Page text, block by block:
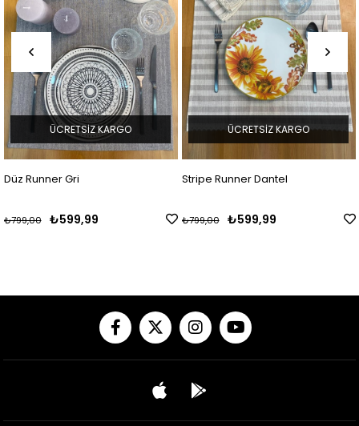
Stripe Runner Dantel
₺599,99
₺799,00
ÜCRETSIZ KARGO
Keten Dokulu Runner 45 x
₺599,99
₺799,00
ÜCRETSIZ KARGO